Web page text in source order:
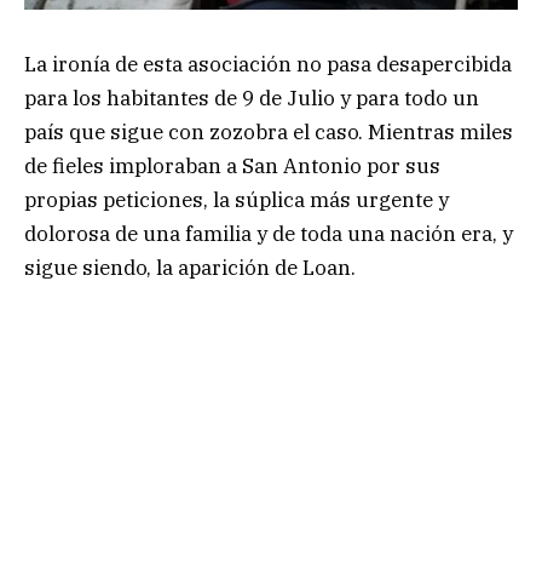
La ironía de esta asociación no pasa desapercibida
para los habitantes de 9 de Julio y para todo un
país que sigue con zozobra el caso. Mientras miles
de fieles imploraban a San Antonio por sus
propias peticiones, la súplica más urgente y
dolorosa de una familia y de toda una nación era, y
sigue siendo, la aparición de Loan.